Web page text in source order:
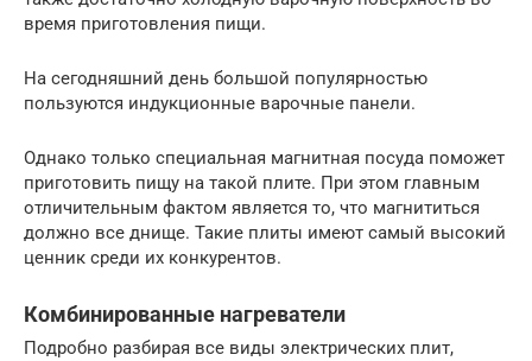
время приготовления пищи.
На сегодняшний день большой популярностью
пользуются индукционные варочные панели.
Однако только специальная магнитная посуда поможет
приготовить пищу на такой плите. При этом главным
отличительным фактом является то, что магнититься
должно все днище. Такие плиты имеют самый высокий
ценник среди их конкурентов.
Комбинированные нагреватели
Подробно разбирая все виды электрических плит,